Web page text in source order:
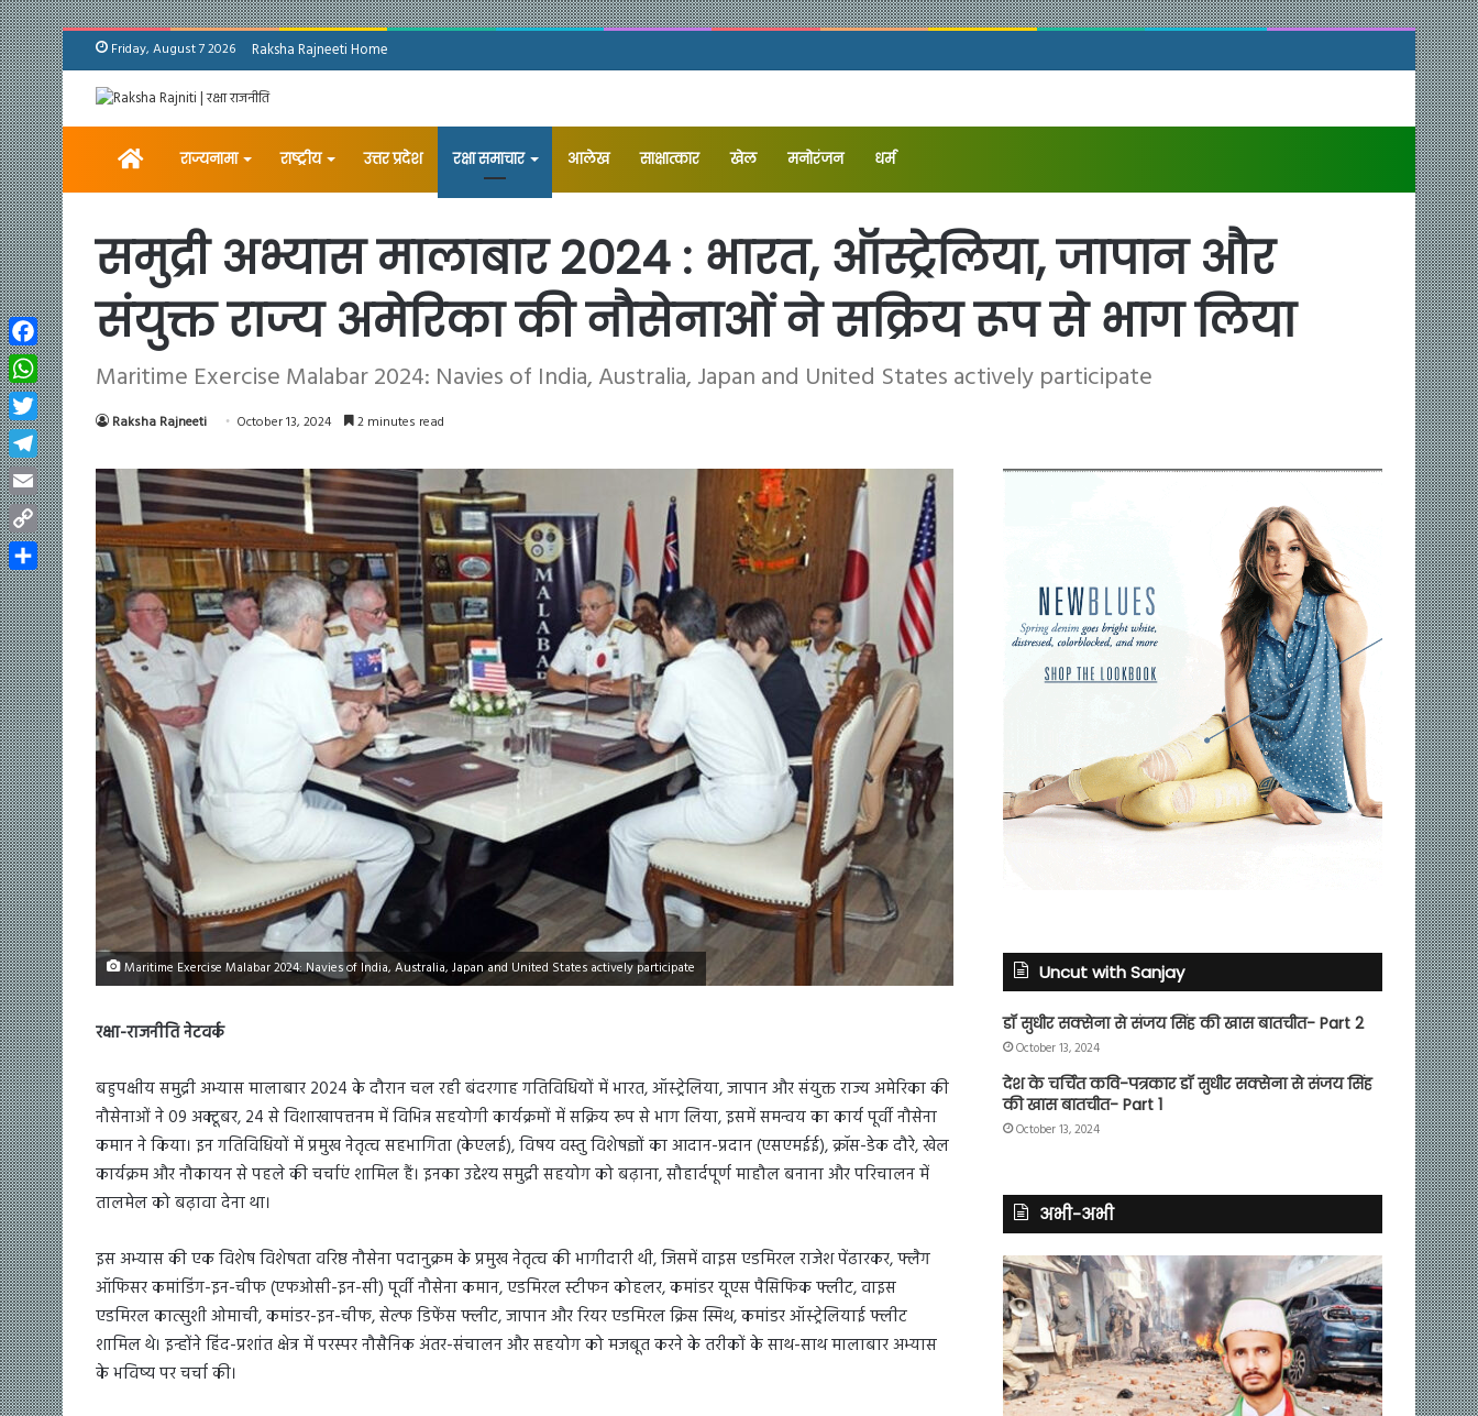
Friday, August 7 2026 Raksha Rajneeti Home
Homeराज्यनामा राष्ट्रीय उत्तर प्रदेश रक्षा समाचार आलेख ⁠साक्षात्कार खेल मनोरंजन धर्म
समुद्री अभ्यास मालाबार 2024 : भारत, ऑस्ट्रेलिया, जापान और
संयुक्त राज्य अमेरिका की नौसेनाओं ने सक्रिय रूप से भाग लिया
Maritime Exercise Malabar 2024: Navies of India, Australia, Japan and United States actively participate
Raksha Rajneeti October 13, 2024 2 minutes read
Maritime Exercise Malabar 2024: Navies of India, Australia, Japan and United States actively participate
रक्षा-राजनीति नेटवर्क
बहुपक्षीय समुद्री अभ्यास मालाबार 2024 के दौरान चल रही बंदरगाह गतिविधियों में भारत, ऑस्ट्रेलिया, जापान और संयुक्त राज्य अमेरिका की
नौसेनाओं ने 09 अक्टूबर, 24 से विशाखापत्तनम में विभिन्न सहयोगी कार्यक्रमों में सक्रिय रूप से भाग लिया, इसमें समन्वय का कार्य पूर्वी नौसेना
कमान ने किया। इन गतिविधियों में प्रमुख नेतृत्व सहभागिता (केएलई), विषय वस्तु विशेषज्ञों का आदान-प्रदान (एसएमईई), क्रॉस-डेक दौरे, खेल
कार्यक्रम और नौकायन से पहले की चर्चाएं शामिल हैं। इनका उद्देश्य समुद्री सहयोग को बढ़ाना, सौहार्दपूर्ण माहौल बनाना और परिचालन में
तालमेल को बढ़ावा देना था।
इस अभ्यास की एक विशेष विशेषता वरिष्ठ नौसेना पदानुक्रम के प्रमुख नेतृत्व की भागीदारी थी, जिसमें वाइस एडमिरल राजेश पेंढारकर, फ्लैग
ऑफिसर कमांडिंग-इन-चीफ (एफओसी-इन-सी) पूर्वी नौसेना कमान, एडमिरल स्टीफन कोहलर, कमांडर यूएस पैसिफिक फ्लीट, वाइस
एडमिरल कात्सुशी ओमाची, कमांडर-इन-चीफ, सेल्फ डिफेंस फ्लीट, जापान और रियर एडमिरल क्रिस स्मिथ, कमांडर ऑस्ट्रेलियाई फ्लीट
शामिल थे। इन्होंने हिंद-प्रशांत क्षेत्र में परस्पर नौसैनिक अंतर-संचालन और सहयोग को मजबूत करने के तरीकों के साथ-साथ मालाबार अभ्यास
के भविष्य पर चर्चा की।
Uncut with Sanjay
डॉ सुधीर सक्सेना से संजय सिंह की खास बातचीत- Part 2
October 13, 2024
देश के चर्चित कवि-पत्रकार डॉ सुधीर सक्सेना से संजय सिंह
की खास बातचीत- Part 1
October 13, 2024
अभी-अभी
Facebook
WhatsApp
Twitter
Telegram
Email
Copy
Link
Share